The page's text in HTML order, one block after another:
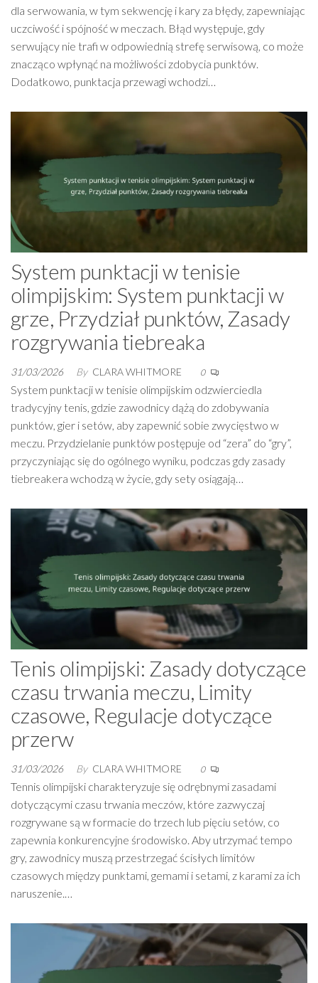
dla serwowania, w tym sekwencję i kary za błędy, zapewniając
uczciwość i spójność w meczach. Błąd występuje, gdy
serwujący nie trafi w odpowiednią strefę serwisową, co może
znacząco wpłynąć na możliwości zdobycia punktów.
Dodatkowo, punktacja przewagi wchodzi…
System punktacji w tenisie
olimpijskim: System punktacji w
grze, Przydział punktów, Zasady
rozgrywania tiebreaka
31/03/2026 By CLARA WHITMORE 0
System punktacji w tenisie olimpijskim odzwierciedla
tradycyjny tenis, gdzie zawodnicy dążą do zdobywania
punktów, gier i setów, aby zapewnić sobie zwycięstwo w
meczu. Przydzielanie punktów postępuje od “zera” do “gry”,
przyczyniając się do ogólnego wyniku, podczas gdy zasady
tiebreakera wchodzą w życie, gdy sety osiągają…
Tenis olimpijski: Zasady dotyczące
czasu trwania meczu, Limity
czasowe, Regulacje dotyczące
przerw
31/03/2026 By CLARA WHITMORE 0
Tennis olimpijski charakteryzuje się odrębnymi zasadami
dotyczącymi czasu trwania meczów, które zazwyczaj
rozgrywane są w formacie do trzech lub pięciu setów, co
zapewnia konkurencyjne środowisko. Aby utrzymać tempo
gry, zawodnicy muszą przestrzegać ścisłych limitów
czasowych między punktami, gemami i setami, z karami za ich
naruszenie.…